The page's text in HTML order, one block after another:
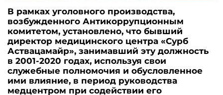
В рамках уголовного производства,
возбужденного Антикоррупционным
комитетом, установлено, что бывший
директор медицинского центра «Сурб
Аствацамайр», занимавший эту должность
в 2001-2020 годах, используя свои
служебные полномочия и обусловленное
ими влияние, в период руководства
медцентром при содействии его